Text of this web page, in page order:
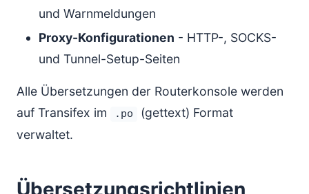
und Warnmeldungen
Proxy-Konfigurationen - HTTP-, SOCKS-
und Tunnel-Setup-Seiten
Alle Übersetzungen der Routerkonsole werden
auf Transifex im
.po
(gettext) Format
verwaltet.
Übersetzungsrichtlinien